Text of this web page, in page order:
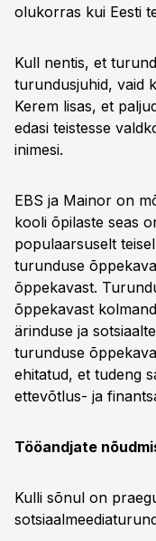
olukorras kui Eesti
Kull nentis, et
turundusjuhid, vaid
Kerem lisas, et
edasi teistesse
inimesi.
EBS ja Mainor on
kooli õpilaste seas
populaarsuselt
turunduse
õppekavast.
õppekavast
ärinduse ja
turunduse
ehitatud, et tudeng
ettevõtlus- ja
Tööandjate
Kulli sõnul on